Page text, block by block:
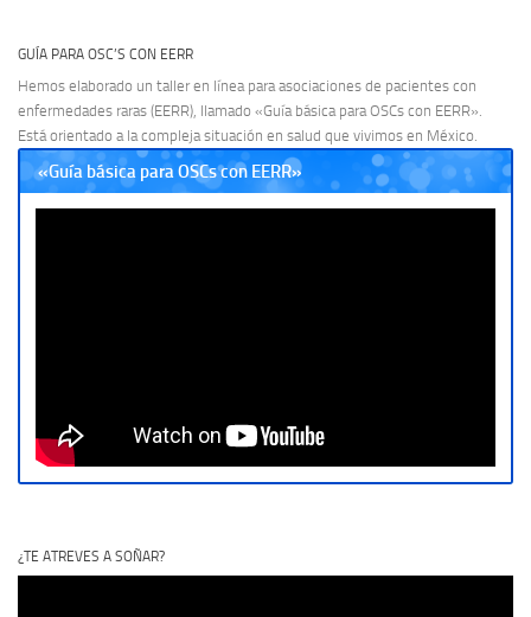
GUÍA PARA OSC’S CON EERR
Hemos elaborado un taller en línea para asociaciones de pacientes con
enfermedades raras (EERR), llamado «Guía básica para OSCs con EERR».
Está orientado a la compleja situación en salud que vivimos en México.
«Guía básica para OSCs con EERR»
¿TE ATREVES A SOÑAR?